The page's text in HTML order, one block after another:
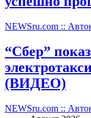
NEWSru.com ::
“Сбер”
(ВИДЕО)
NEWSru.com ::